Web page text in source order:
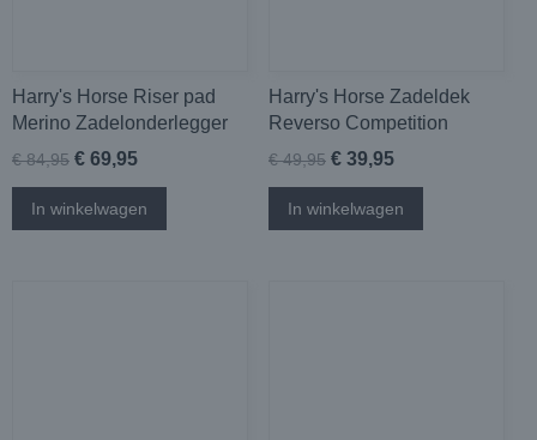
Harry's Horse Riser pad
Merino Zadelonderlegger
€ 84,95 € 69,95
In winkelwagen
Harry's Horse Zadeldek
Reverso Competition
€ 49,95 € 39,95
In winkelwagen